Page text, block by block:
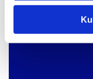
Du vil